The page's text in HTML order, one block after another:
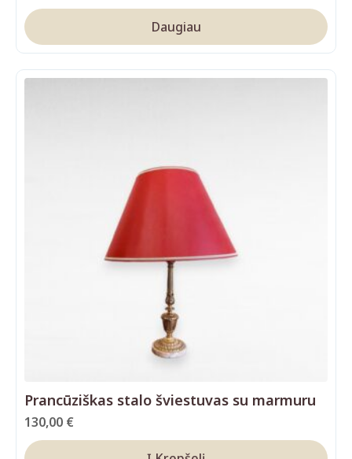
Daugiau
Prancūziškas stalo šviestuvas su marmuru
130,00 €